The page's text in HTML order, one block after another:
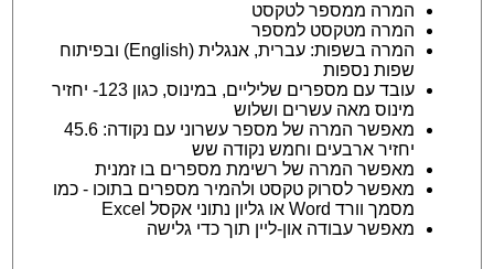
המרה ממספר לטקסט
המרה מטקסט למספר
המרה בשפות: עברית, אנגלית (English) ובפיתוח
שפות נספות
עובד עם מספרים שליליים, במינוס, כגון 123- יחזיר
מינוס מאה עשרים ושלוש
מאפשר המרה של מספר עשרוני עם נקודה: 45.6
יחזיר ארבעים וחמש נקודה שש
מאפשר המרה של רשימת מספרים בו זמנית
מאפשר לסרוק טקסט ולהמיר מספרים בתוכו - כמו
מסמך וורד Word או גליון נתוני אקסל Excel
מאפשר עבודה און-ליין תוך כדי גלישה